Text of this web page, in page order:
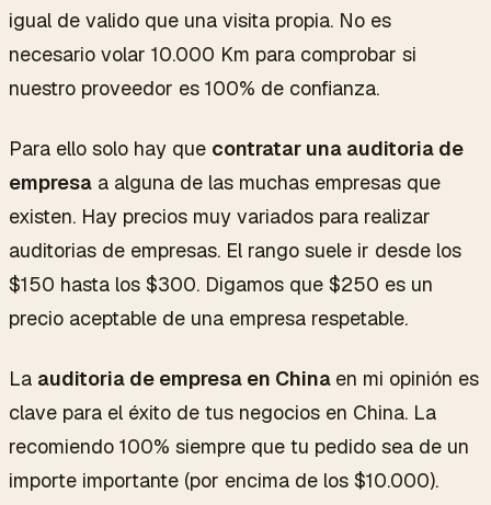
igual de valido que una visita propia. No es
necesario volar 10.000 Km para comprobar si
nuestro proveedor es 100% de confianza.
Para ello solo hay que contratar una auditoria de
empresa a alguna de las muchas empresas que
existen. Hay precios muy variados para realizar
auditorias de empresas. El rango suele ir desde los
$150 hasta los $300. Digamos que $250 es un
precio aceptable de una empresa respetable.
La auditoria de empresa en China en mi opinión es
clave para el éxito de tus negocios en China. La
recomiendo 100% siempre que tu pedido sea de un
importe importante (por encima de los $10.000).